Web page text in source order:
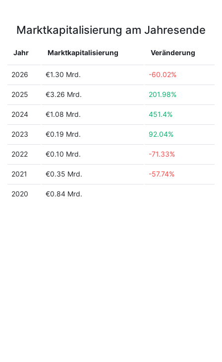
Marktkapitalisierung am Jahresende
Jahr Marktkapitalisierung Veränderung
2026 €1.30 Mrd. -60.02%
2025 €3.26 Mrd. 201.98%
2024 €1.08 Mrd. 451.4%
2023 €0.19 Mrd. 92.04%
2022 €0.10 Mrd. -71.33%
2021 €0.35 Mrd. -57.74%
2020 €0.84 Mrd.